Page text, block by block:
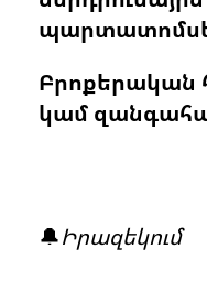
Բրոքերական
կամ
🔔Իրազեկում